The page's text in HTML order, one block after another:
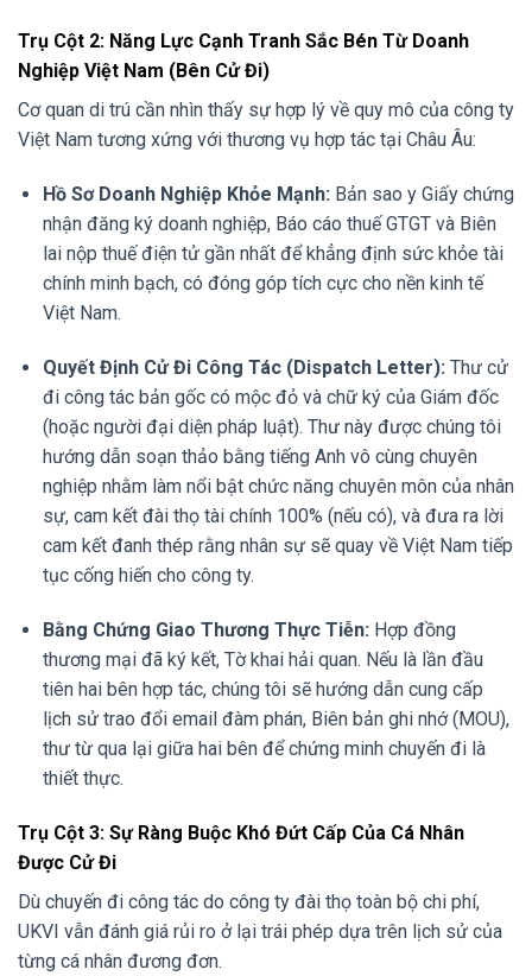
Trụ Cột 2: Năng Lực Cạnh Tranh Sắc Bén Từ Doanh
Nghiệp Việt Nam (Bên Cử Đi)
Cơ quan di trú cần nhìn thấy sự hợp lý về quy mô của công ty
Việt Nam tương xứng với thương vụ hợp tác tại Châu Âu:
Hồ Sơ Doanh Nghiệp Khỏe Mạnh: Bản sao y Giấy chứng
nhận đăng ký doanh nghiệp, Báo cáo thuế GTGT và Biên
lai nộp thuế điện tử gần nhất để khẳng định sức khỏe tài
chính minh bạch, có đóng góp tích cực cho nền kinh tế
Việt Nam.
Quyết Định Cử Đi Công Tác (Dispatch Letter): Thư cử
đi công tác bản gốc có mộc đỏ và chữ ký của Giám đốc
(hoặc người đại diện pháp luật). Thư này được chúng tôi
hướng dẫn soạn thảo bằng tiếng Anh vô cùng chuyên
nghiệp nhằm làm nổi bật chức năng chuyên môn của nhân
sự, cam kết đài thọ tài chính 100% (nếu có), và đưa ra lời
cam kết đanh thép rằng nhân sự sẽ quay về Việt Nam tiếp
tục cống hiến cho công ty.
Bằng Chứng Giao Thương Thực Tiễn: Hợp đồng
thương mại đã ký kết, Tờ khai hải quan. Nếu là lần đầu
tiên hai bên hợp tác, chúng tôi sẽ hướng dẫn cung cấp
lịch sử trao đổi email đàm phán, Biên bản ghi nhớ (MOU),
thư từ qua lại giữa hai bên để chứng minh chuyến đi là
thiết thực.
Trụ Cột 3: Sự Ràng Buộc Khó Đứt Cấp Của Cá Nhân
Được Cử Đi
Dù chuyến đi công tác do công ty đài thọ toàn bộ chi phí,
UKVI vẫn đánh giá rủi ro ở lại trái phép dựa trên lịch sử của
từng cá nhân đương đơn.